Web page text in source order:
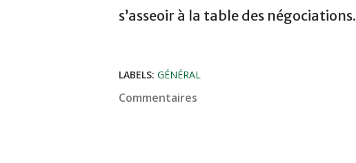
s’asseoir à la table des négociations.
LABELS: GÉNÉRAL
Commentaires